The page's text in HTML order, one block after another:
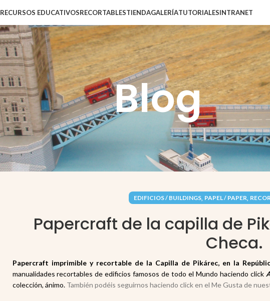
RECURSOS EDUCATIVOSRECORTABLESTIENDAGALERÍATUTORIALESINTRANET
Blog
EDIFICIOS / BUILDINGS, PAPEL / PAPER,
Papercraft de la capilla de
Checa.
Papercraft imprimible y recortable de la Capilla de Pikárec, en la
manualidades recortables de edificios famosos de todo el Mundo haciendo click
colección, ánimo. También podéis seguirnos haciendo click en el Me Gusta de